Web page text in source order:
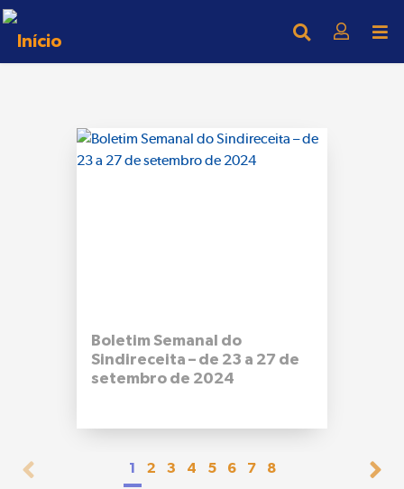
Boletim Semanal do
Sindireceita – de 23 a 27 de
setembro de 2024
1 2 3 4 5 6 7 8